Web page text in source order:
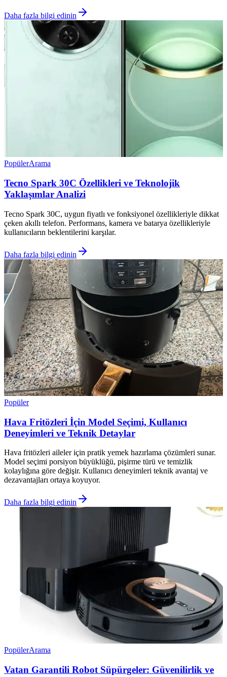
Daha fazla bilgi edinin
PopülerArama
Tecno Spark 30C Özellikleri ve Teknolojik
Yaklaşımlar Analizi
Tecno Spark 30C, uygun fiyatlı ve fonksiyonel özellikleriyle dikkat
çeken akıllı telefon. Performans, kamera ve batarya özellikleriyle
kullanıcıların beklentilerini karşılar.
Daha fazla bilgi edinin
Popüler
Hava Fritözleri İçin Model Seçimi, Kullanıcı
Deneyimleri ve Teknik Detaylar
Hava fritözleri aileler için pratik yemek hazırlama çözümleri sunar.
Model seçimi porsiyon büyüklüğü, pişirme türü ve temizlik
kolaylığına göre değişir. Kullanıcı deneyimleri teknik avantaj ve
dezavantajları ortaya koyuyor.
Daha fazla bilgi edinin
PopülerArama
Vatan Garantili Robot Süpürgeler: Güvenilirlik ve